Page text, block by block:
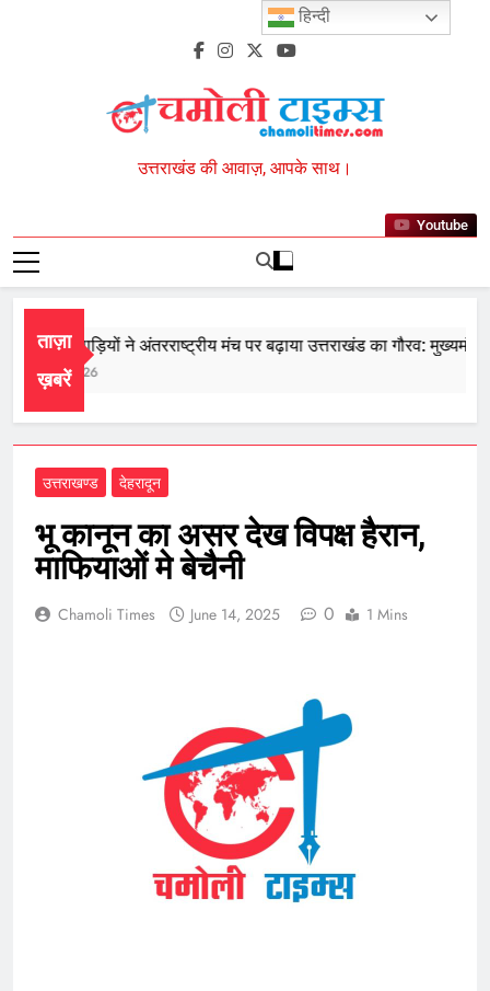
Chamoli Times
उत्तराखंड की आवाज़, आपके साथ।
Youtube
ताज़ा
ख़बरें
के खिलाड़ियों ने अंतरराष्ट्रीय मंच पर बढ़ाया उत्तराखंड का गौरव: मुख्यमंत्री
7, 2026
उत्तराखण्ड देहरादून
भू कानून का असर देख विपक्ष हैरान,
माफियाओं मे बेचैनी
Chamoli Times June 14, 2025 0 1 Mins
हिन्दी